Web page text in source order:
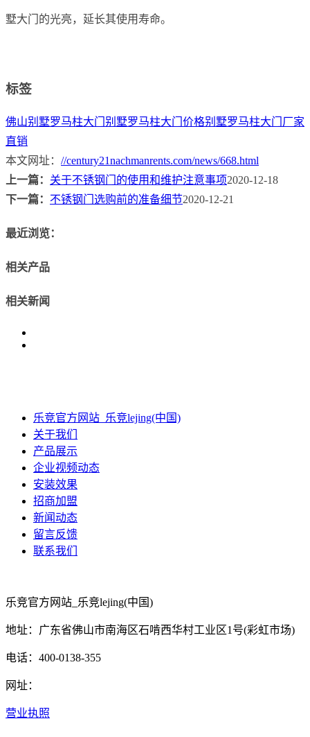
墅大门的光亮，延长其使用寿命。
标签
佛山别墅罗马柱大门 别墅罗马柱大门价格别墅罗马柱大门厂家
直销
本文网址： //century21nachmanrents.com/news/668.html
上一篇： 关于不锈钢门的使用和维护注意事项2020-12-18
下一篇： 不锈钢门选购前的准备细节2020-12-21
最近浏览：
相关产品
相关新闻
乐竞官方网站_乐竞lejing(中国)
关于我们
产品展示
企业视频动态
安装效果
招商加盟
新闻动态
留言反馈
联系我们
乐竞官方网站_乐竞lejing(中国)
地址：广东省佛山市南海区石啃西华村工业区1号(彩虹市场)
电话：400-0138-355
网址：
营业执照